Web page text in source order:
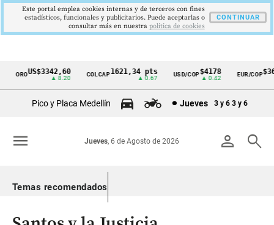
Cintillo
Colombia
OROUS$3342,60
▲ 8.20
COLCAP1621,34 pts
▲ 0.67
USD/COP$4178
▲ 0.42
EUR/COP
Pico y Placa Medellín Jueves 3 y 6 3 y 6
person search
Jueves, 6 de Agosto de 2026
menu
Temas recomendados
Este portal emplea cookies internas y de terceros con fines
estadísticos, funcionales y publicitarios. Puede aceptarlas o
consultar más en nuestra politica de cookies
CONTINUAR